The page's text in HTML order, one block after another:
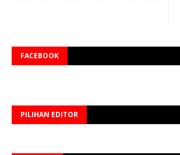
FACEBOOK
PILIHAN EDITOR